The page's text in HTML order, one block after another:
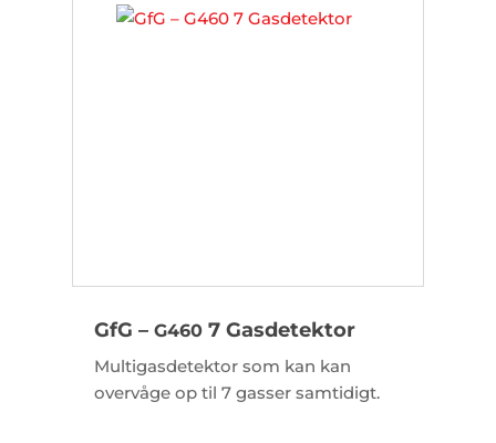
GfG – G4607 Gasdetektor
Multigasdetektor som kan kan
overvåge op til 7 gasser samtidigt.